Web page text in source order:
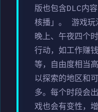
版也包含DLC内
核播」。 游戏玩
晚上、午夜四个
行动，如工作赚
等，自由度相当
以探索的地区和
多。每个时段会
戏也会有变性，